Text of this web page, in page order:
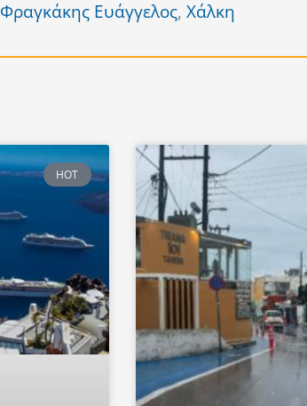
Φραγκάκης Ευάγγελος, Χάλκη
HOT